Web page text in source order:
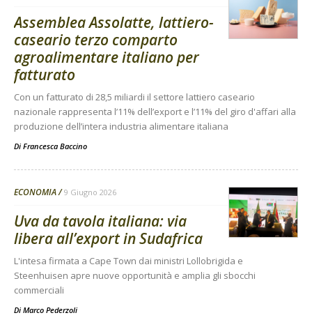
Assemblea Assolatte, lattiero-
caseario terzo comparto
agroalimentare italiano per
fatturato
Con un fatturato di 28,5 miliardi il settore lattiero caseario
nazionale rappresenta l’11% dell’export e l’11% del giro d'affari alla
produzione dell’intera industria alimentare italiana
Di Francesca Baccino
ECONOMIA 9 Giugno 2026
Uva da tavola italiana: via
libera all’export in Sudafrica
L'intesa firmata a Cape Town dai ministri Lollobrigida e
Steenhuisen apre nuove opportunità e amplia gli sbocchi
commerciali
Di Marco Pederzoli